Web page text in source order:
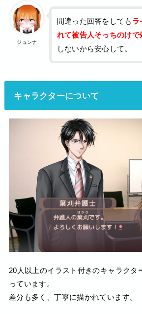
ジュンナ
間違った回答をしても ラ
れて被告人そっちのけで
しないから安心して。
キャラクターについて
20人以上のイラスト付きのキャラクタ
っています。
差分も多く、丁寧に描かれています。